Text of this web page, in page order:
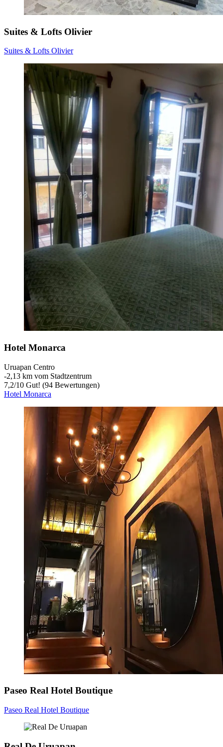
Suites & Lofts Olivier
Suites & Lofts Olivier
Hotel Monarca
Uruapan Centro
‐2,13 km vom Stadtzentrum
7,2/10 Gut! (94 Bewertungen)
Hotel Monarca
Paseo Real Hotel Boutique
Paseo Real Hotel Boutique